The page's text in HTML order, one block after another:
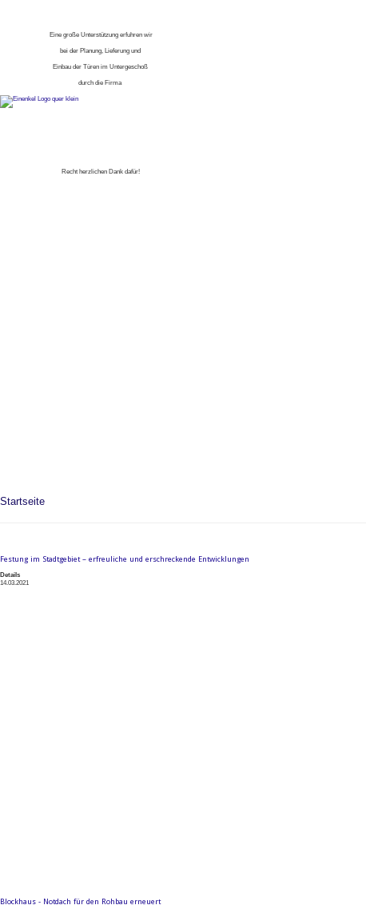
Eine große Unterstützung erfuhren wir
bei der Planung, Lieferung und
Einbau der Türen im Untergeschoß
durch die Firma
Recht herzlichen Dank dafür!
Startseite
Festung im Stadtgebiet – erfreuliche und erschreckende Entwicklungen
Details
14.03.2021
Blockhaus - Notdach für den Rohbau erneuert